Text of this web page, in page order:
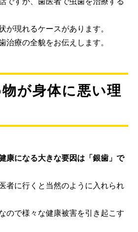
が現れるケースがあります。
治療の全貌をお伝えします。
が身体に悪い理
康になる大きな要因は「銀歯」で
者に行くと当然のように入れられ
ので様々な健康被害を引き起こす